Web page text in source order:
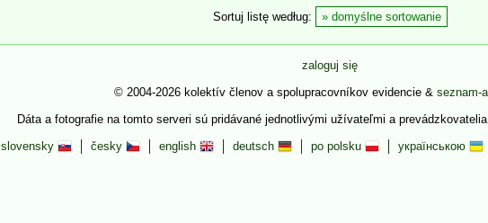
Sortuj listę według:
domyślne sortowanie
zaloguj się
© 2004-2026 kolektív členov a spolupracovníkov evidencie & seznam-
Dáta a fotografie na tomto serveri sú pridávané jednotlivými užívateľmi a
slovensky
česky english deutsch po polsku українською